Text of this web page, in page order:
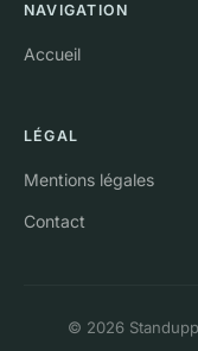
NAVIGATION
Accueil
LÉGAL
Mentions légales
Contact
© 2026